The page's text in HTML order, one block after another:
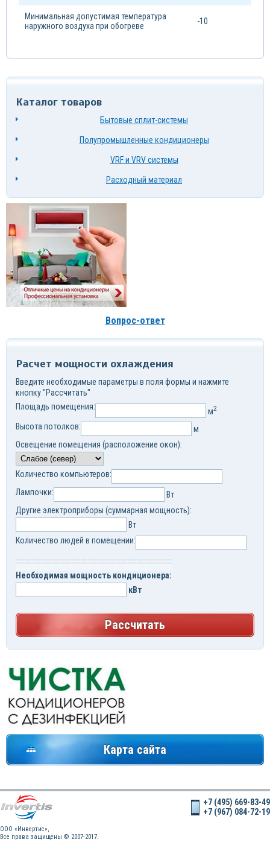
Минимальная допустимая температура
наружного воздуха при обогреве
-10
Каталог товаров
Бытовые сплит-системы
Полупромышленные кондиционеры
VRF и VRV системы
Расходный материал
Вопрос-ответ
Расчет мощности охлаждения
Введите необходимые параметры в поля формы и нажмите
кнопку "Рассчитать"
Площадь помещения:
м2
Высота потолков:
м
Освещение помещения (расположение окон):
Количество компьютеров:
Лампочки:
Вт
Другие электроприборы (суммарная мощность):
Вт
Количество людей в помещении:
Необходимая мощность кондиционера:
кВт
Рассчитать
Карта сайта
OOO «Инвертис»,
Все права защищены © 2007-2017.
+7 (495) 669-83-49
+7 (967) 084-72-19